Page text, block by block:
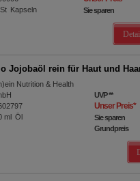
St Kapseln Sie sparen
Jojobaöl rein für Haut und
Nutrition & Health
ml Öl
UVP**
Unser Preis*
Sie sparen
Grundpreis